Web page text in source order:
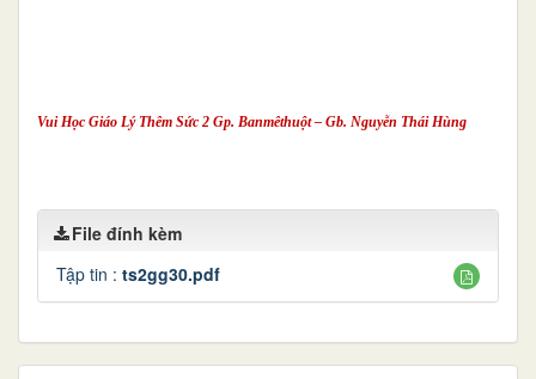
Vui Học Giáo Lý Thêm Sức 2 Gp. Banmêthuột – Gb. Nguyễn Thái Hùng
File đính kèm
Tập tin : ts2gg30.pdf